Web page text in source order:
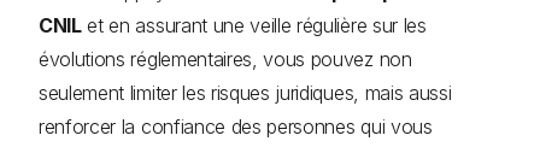
CNILet en assurant une veille régulière sur les
évolutions réglementaires, vous pouvez non
seulement limiter les risques juridiques, mais aussi
renforcer la confiance des personnes qui vous